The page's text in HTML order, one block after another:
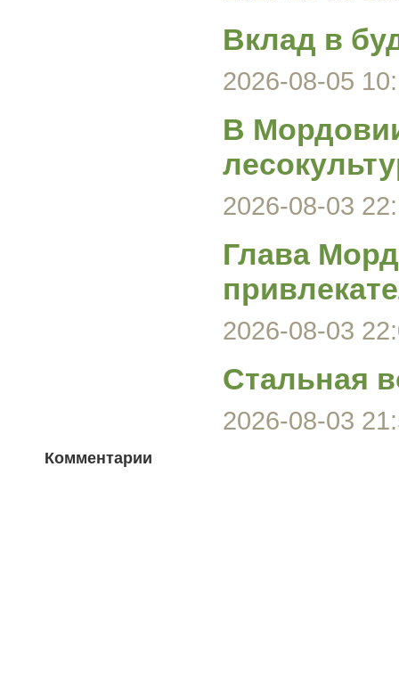
Вклад в
2026-08-05
В
2026-08-03
Глава
2026-08-03
Стальная
2026-08-03
Комментарии